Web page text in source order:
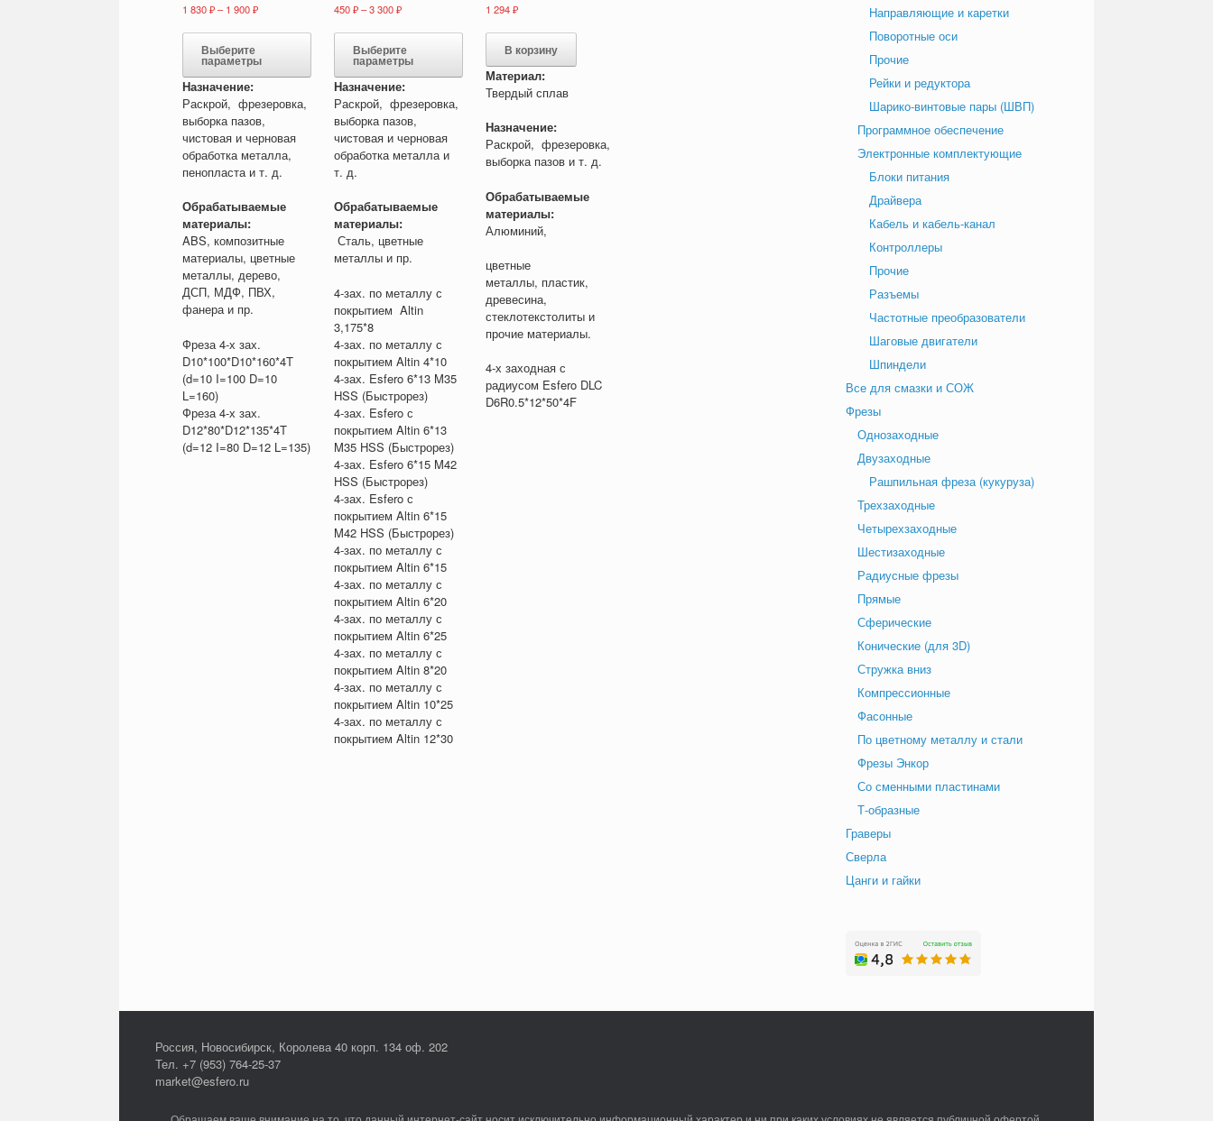
1 830₽– 1 900₽Диапазон
1
–
1
Выберите
параметры
Этот
несколько
вариаций.
выбрать
странице
товара.
Назначение:
Раскрой, фрезеровка,
выборка пазов,
чистовая и черновая
обработка металла,
пенопласта и т. д.
Обрабатываемые
материалы:
ABS, композитные
материалы, цветные
металлы, дерево,
ДСП, МДФ, ПВХ,
фанера и пр.
Фреза 4-х зах.
D10*100*D10*160*4T
(d=10 I=100 D=10
L=160)
Фреза 4-х зах.
D12*80*D12*135*4T
(d=12 I=80 D=12 L=135)
450₽–3 300₽Диапазон
450 ₽
–
3
300 ₽
Выберите
параметры
Этот
имеет
несколько
вариаций.
можно
выбрать
товара.
Назначение:
Раскрой, фрезеровка,
выборка пазов,
чистовая и черновая
обработка металла и
т. д.
Обрабатываемые
материалы:
Сталь, цветные
металлы и пр.
4-зах. по металлу с
покрытием Altin
3,175*8
4-зах. по металлу с
покрытием Altin 4*10
4-зах. Esfero 6*13 M35
HSS (Быстрорез)
4-зах. Esfero с
покрытием Altin 6*13
M35 HSS (Быстрорез)
4-зах. Esfero 6*15 M42
HSS (Быстрорез)
4-зах. Esfero с
покрытием Altin 6*15
M42 HSS (Быстрорез)
4-зах. по металлу с
покрытием Altin 6*15
4-зах. по металлу с
покрытием Altin 6*20
4-зах. по металлу с
покрытием Altin 6*25
4-зах. по металлу с
покрытием Altin 8*20
4-зах. по металлу с
покрытием Altin 10*25
4-зах. по металлу с
покрытием Altin 12*30
1 294₽
В корзину
Материал:
Твердый сплав
Назначение:
Раскрой, фрезеровка,
выборка пазов и т. д.
Обрабатываемые
материалы:
Алюминий,
цветные
металлы, пластик,
древесина,
стеклотекстолиты и
прочие материалы.
4-х заходная с
радиусом Esfero DLC
D6R0.5*12*50*4F
Направляющие и каретки
Поворотные оси
Прочие
Рейки и редуктора
Шарико-винтовые пары (ШВП)
Программное обеспечение
Электронные комплектующие
Блоки питания
Драйвера
Кабель и кабель-канал
Контроллеры
Прочие
Разъемы
Частотные преобразователи
Шаговые двигатели
Шпиндели
Все для смазки и СОЖ
Фрезы
Однозаходные
Двузаходные
Рашпильная фреза (кукуруза)
Трехзаходные
Четырехзаходные
Шестизаходные
Радиусные фрезы
Прямые
Сферические
Конические (для 3D)
Стружка вниз
Компрессионные
Фасонные
По цветному металлу и стали
Фрезы Энкор
Со сменными пластинами
Т-образные
Граверы
Сверла
Цанги и гайки
Россия, Новосибирск, Королева 40 корп. 134 оф. 202
Тел. +7 (953) 764-25-37
market@esfero.ru